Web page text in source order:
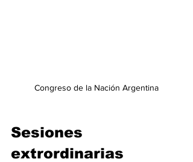
Congreso de la Nación Argentina
Sesiones
extrordinarias